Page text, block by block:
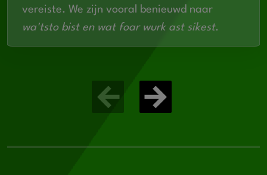
vereiste. We zijn vooral benieuwd naar
wa'tsto bist en wat foar wurk ast sikest.